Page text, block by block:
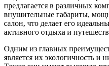
предлагается в различных
внушительные габариты,
салон, что делает его
активного отдыха и
Одним из главных
является их экологичность и